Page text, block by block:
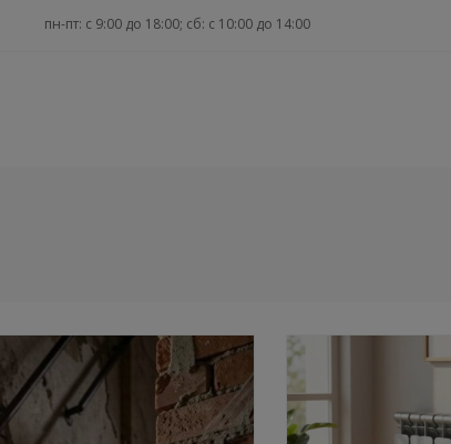
пн-пт: c 9:00 до 18:00; сб: с 10:00 до 14:00